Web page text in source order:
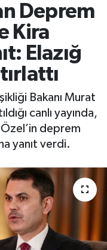
Deprem
Kira
Elazığ
Bakanı Murat
canlı yayında,
deprem
yanıt verdi.